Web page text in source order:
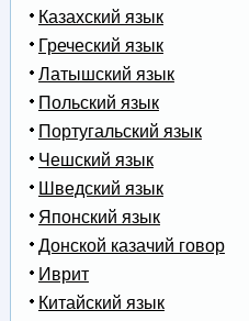
Казахский язык
Греческий язык
Латышский язык
Польский язык
Португальский язык
Чешский язык
Шведский язык
Японский язык
Донской казачий говор
Иврит
Китайский язык